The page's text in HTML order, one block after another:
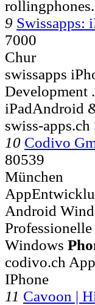
9 Swissapps:
7000
Chur
swissapps
Development
iPadAndroid
swiss-
10 Codivo
80539
München
Android
Windows
codivo.ch
IPhone
11 Cavoon |